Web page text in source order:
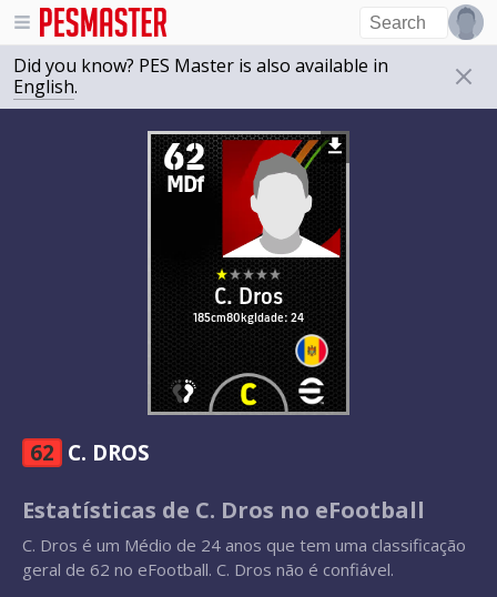
Did you know? PES Master is also available in
English.
62
MDf
C. Dros
185cm80kgIdade: 24
62 C. DROS
Estatísticas de C. Dros no eFootball
C. Dros é um Médio de 24 anos que tem uma classificação
geral de 62 no eFootball. C. Dros não é confiável.